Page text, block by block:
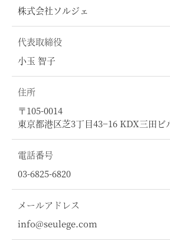
株式会社ソルジェ
代表取締役
小玉 智子
住所
〒105-0014
東京都港区芝3丁目43−16 KDX三田ビ
電話番号
03-6825-6820
メールアドレス
info@seulege.com